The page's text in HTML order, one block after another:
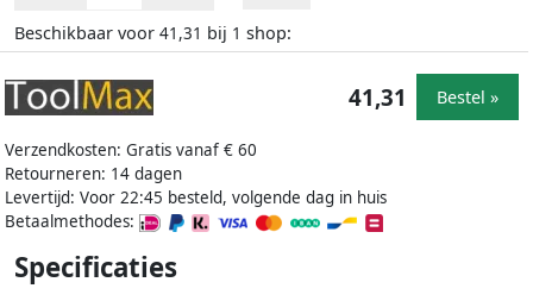
Beschikbaar voor 41,31 bij 1 shop:
Verzendkosten: Gratis vanaf € 60
Retourneren: 14 dagen
Levertijd: Voor 22:45 besteld, volgende dag in huis
Betaalmethodes:
41,31 Bestel »
Specificaties